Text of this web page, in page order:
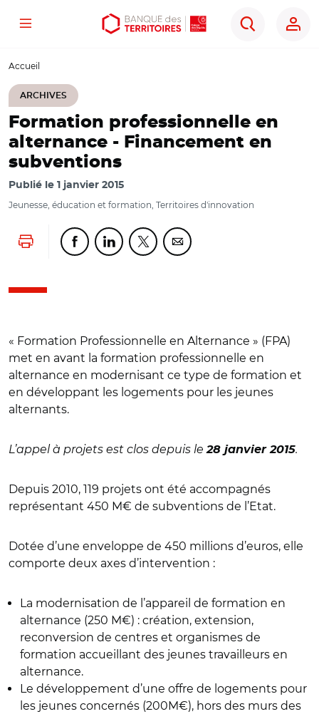
Aller
contenu
Aller
menu
Ouvrir
outils
Menu
Rechercher
Accueil
ARCHIVES
Formation professionnelle en
alternance - Financement en
subventions
Publié le 1 janvier 2015
Jeunesse, éducation et formation, Territoires d'innovation
Lancer l'impressionPartager cette page sur Facebook
Partager cette page sur Linkedin
Partager cette page sur Twitter
Partager cette page sur
« Formation Professionnelle en Alternance » (FPA)
met en avant la formation professionnelle en
alternance en modernisant ce type de formation et
en développant les logements pour les jeunes
alternants.
L’appel à projets est clos depuis le28 janvier 2015.
Depuis 2010, 119 projets ont été accompagnés
représentant 450 M€ de subventions de l’Etat.
Dotée d’une enveloppe de 450 millions d’euros, elle
comporte deux axes d’intervention :
La modernisation de l’appareil de formation en
alternance (250 M€) : création, extension,
reconversion de centres et organismes de
formation accueillant des jeunes travailleurs en
alternance.
Le développement d’une offre de logements pour
les jeunes concernés (200M€), hors des murs des